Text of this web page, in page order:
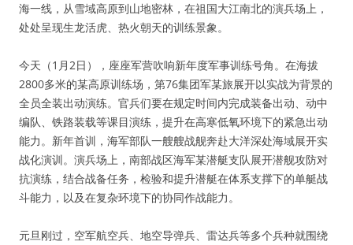
海一线，从雪域高原到山地密林，在祖国大江南北的演兵场上，
处处呈现生龙活虎、热火朝天的训练景象。
今天（1月2日），座座军营吹响新年度军事训练号角。在海拔
2800多米的某高原训练场，第76集团军某旅展开以实战为背景的
全员全装出动演练。官兵们要在规定时间内完成装备出动、动中
编队、铁路装载等课目演练，提升在高寒低氧环境下的紧急出动
能力。新年首训，海军部队一艘艘战舰奔赴大洋深处海域展开实
战化演训。演兵场上，南部战区海军某潜艇支队展开潜舰攻防对
抗演练，结合战备任务，检验和提升潜艇在体系支撑下的单艇战
斗能力，以及在复杂环境下的协同作战能力。
元旦刚过，空军航空兵、地空导弹兵、雷达兵等多个兵种就围绕